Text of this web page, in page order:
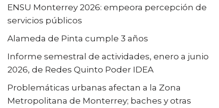
ENSU Monterrey 2026: empeora percepción de
servicios públicos
Alameda de Pinta cumple 3 años
Informe semestral de actividades, enero a junio
2026, de Redes Quinto Poder IDEA
Problemáticas urbanas afectan a la Zona
Metropolitana de Monterrey; baches y otras